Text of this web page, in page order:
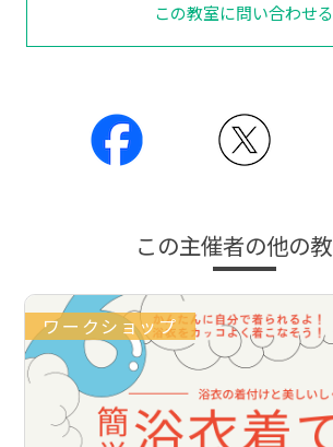
この教室に問い合わせる
この主催者の他の
ワークショップ